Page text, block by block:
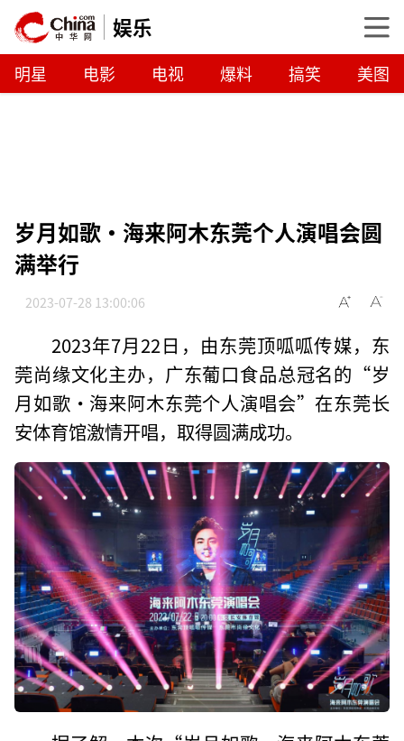
娱乐
明星 电影 电视 爆料 搞笑 美图
岁月如歌·海来阿木东莞个人演唱会圆
满举行
2023-07-28 13:00:06
2023年7月22日，由东莞顶呱呱传媒，东
莞尚缘文化主办，广东葡口食品总冠名的“岁
月如歌·海来阿木东莞个人演唱会”在东莞长
安体育馆激情开唱，取得圆满成功。